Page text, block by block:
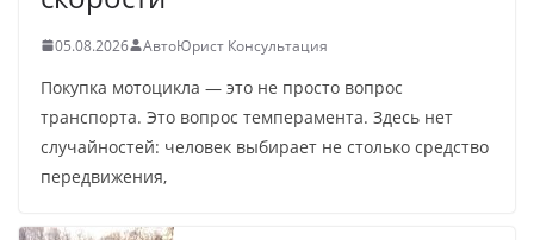
05.08.2026 АвтоЮрист Консультация
Покупка мотоцикла — это не просто вопрос
транспорта. Это вопрос темперамента. Здесь нет
случайностей: человек выбирает не столько средство
передвижения,